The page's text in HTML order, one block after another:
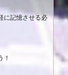
に記憶させる必
！